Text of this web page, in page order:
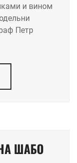
и вином
Петр
ШАБО